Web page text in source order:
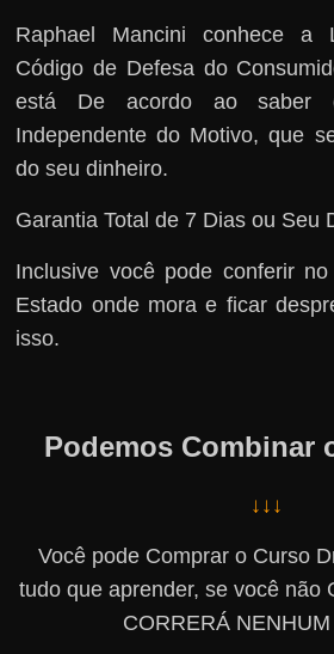
Raphael Mancini conhece a
Código de Defesa do
está De acordo ao saber
Independente do Motivo, que
do seu dinheiro.
Garantia Total de 7 Dias ou Seu
Inclusive você pode conferir
Estado onde mora e ficar
isso.
Podemos Combinar
↓↓↓
Você pode Comprar o Curso
tudo que aprender, se você não
CORRERÁ